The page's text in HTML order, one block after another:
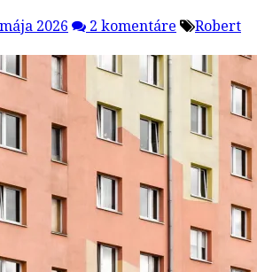
2026 2 komentáre
Robert